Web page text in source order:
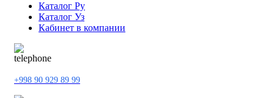
Каталог Ру
Каталог Уз
Кабинет в компании
+998 90 929 89 99